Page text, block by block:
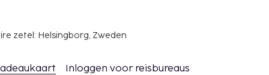
zetel: Helsingborg, Zweden
Inloggen voor reisbureaus